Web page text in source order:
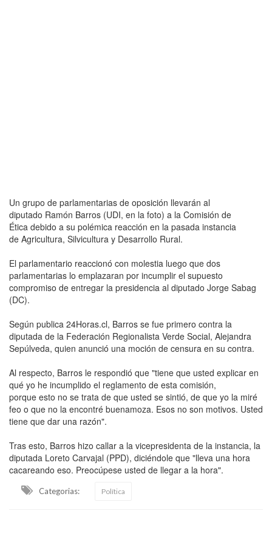
Un grupo de parlamentarias de oposición llevarán al
diputado Ramón Barros (UDI, en la foto) a la Comisión de
Ética debido a su polémica reacción en la pasada instancia
de Agricultura, Silvicultura y Desarrollo Rural.
El parlamentario reaccionó con molestia luego que dos
parlamentarias lo emplazaran por incumplir el supuesto
compromiso de entregar la presidencia al diputado Jorge Sabag
(DC).
Según publica 24Horas.cl, Barros se fue primero contra la
diputada de la Federación Regionalista Verde Social, Alejandra
Sepúlveda, quien anunció una moción de censura en su contra.
Al respecto, Barros le respondió que "tiene que usted explicar en
qué yo he incumplido el reglamento de esta comisión,
porque esto no se trata de que usted se sintió, de que yo la miré
feo o que no la encontré buenamoza. Esos no son motivos. Usted
tiene que dar una razón".
Tras esto, Barros hizo callar a la vicepresidenta de la instancia, la
diputada Loreto Carvajal (PPD), diciéndole que "lleva una hora
cacareando eso. Preocúpese usted de llegar a la hora".
Categorias: Política